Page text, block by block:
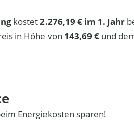
kostet2.276,19 € im 1. Jahr
in Höhe von 143,69 € und
Energiekosten sparen!